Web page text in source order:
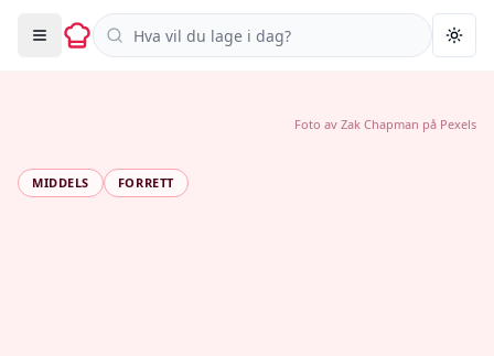
Søk i oppskrifter
MIDDELS FORRETT
Foto av Zak Chapman på Pexels